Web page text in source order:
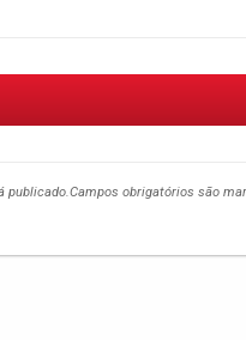
publicado.Campos obrigatórios são